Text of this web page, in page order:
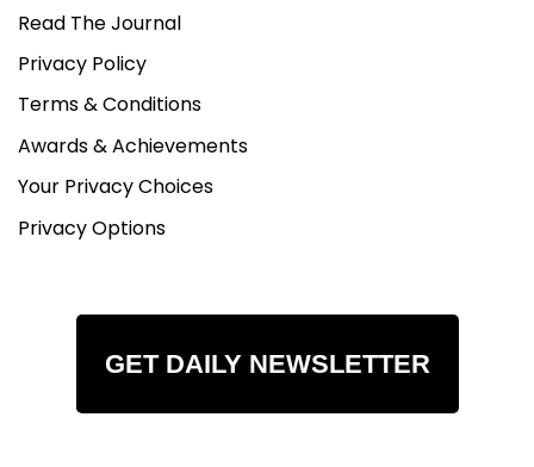
Read The Journal
Privacy Policy
Terms & Conditions
Awards & Achievements
Your Privacy Choices
Privacy Options
GET DAILY NEWSLETTER